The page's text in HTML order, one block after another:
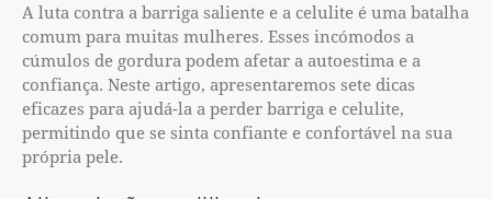
A luta contra a barriga saliente e a celulite é uma batalha
comum para muitas mulheres. Esses incómodos a
cúmulos de gordura podem afetar a autoestima e a
confiança. Neste artigo, apresentaremos sete dicas
eficazes para ajudá-la a perder barriga e celulite,
permitindo que se sinta confiante e confortável na sua
própria pele.